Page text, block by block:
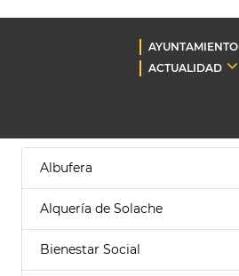
AYUNTAMIENTO
ACTUALIDAD
Albufera
Alquería de Solache
Bienestar Social